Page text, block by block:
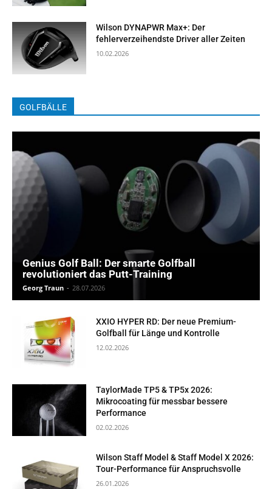
Wilson DYNAPWR Max+: Der
fehlerverzeihendste Driver aller Zeiten
10.02.2026
GOLFBÄLLE
Genius Golf Ball: Der smarte Golfball
revolutioniert das Putt-Training
Georg Traun - 28.07.2026
XXIO HYPER RD: Der neue Premium-
Golfball für Länge und Kontrolle
12.02.2026
TaylorMade TP5 & TP5x 2026:
Mikrocoating für messbar bessere
Performance
02.02.2026
Wilson Staff Model & Staff Model X 2026:
Tour-Performance für Anspruchsvolle
26.01.2026